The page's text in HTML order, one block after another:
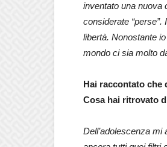
inventato una nuova
considerate
libertà. Nonostante
mondo ci sia molto
Hai raccontato che
Cosa hai ritrovato
Dell’adolescenza